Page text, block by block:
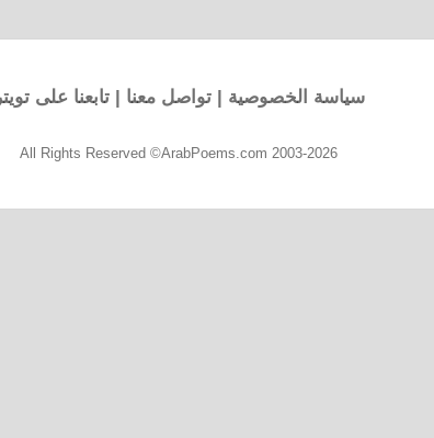
سياسة الخصوصية |تواصل معنا |تابعنا على تويتر
All Rights Reserved ©ArabPoems.com 2003-2026